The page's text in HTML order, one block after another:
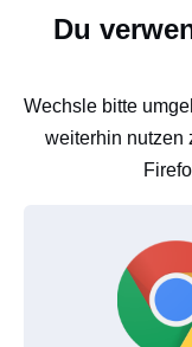
Du
Wechsle bitte
weiterhin nutzen